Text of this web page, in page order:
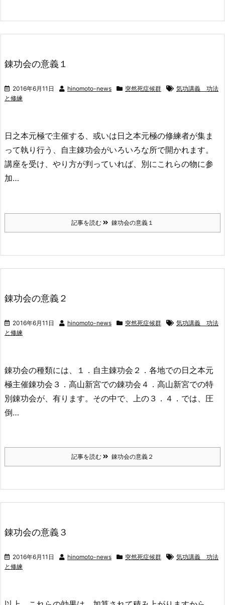
錬功会の意義１
2016年6月11日 hinomoto-news 突然死症候群
気功講義 功法
と修練
日之本元極で主催する、或いは日之本元極の修練者が集ま
って執り行う、自主錬功会がいろいろな所で開かれます。
講座を受け、やり方が判っていれば、別にこれらの物に参
加…
記事を読む 錬功会の意義１
錬功会の意義２
2016年6月11日 hinomoto-news 突然死症候群
気功講義 功法
と修練
錬功会の種類には、１．自主錬功会２．各地での日之本元
極主催錬功会３．高山新宮での錬功会４．高山新宮での特
別錬功会が、有ります。その中で、上の３．４．では、圧
倒…
記事を読む 錬功会の意義２
錬功会の意義３
2016年6月11日 hinomoto-news 突然死症候群
気功講義 功法
と修練